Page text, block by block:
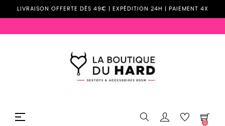
LIVRAISON OFFERTE DÈS 49€ | EXPÉDITION 24H | PAIEMENT 4X
Basculer
☰
0